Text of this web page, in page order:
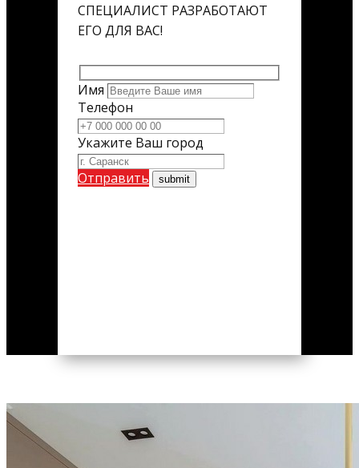
СПЕЦИАЛИСТ РАЗРАБОТАЮТ
ЕГО ДЛЯ ВАС!
Имя
Телефон
Укажите Ваш город
Отправить